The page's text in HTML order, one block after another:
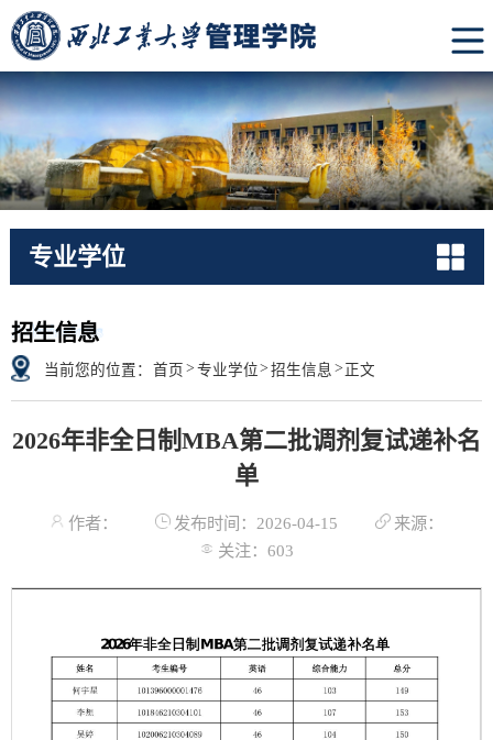
专业学位
招生信息
Admissions
当前您的位置： 首页 > 专业学位> 招生信息 > 正文
2026年非全日制MBA第二批调剂复试递补名
单
作者： 发布时间：2026-04-15
来源：
关注： 603